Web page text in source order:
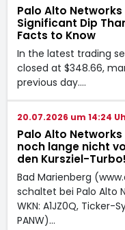
Palo Alto Networks
Significant Dip
Facts to Know
In the latest trading
closed at $348.66,
previous day.…
20.07.2026 um 14:24
Palo Alto
noch lange nicht
den Kursziel-Turbo!
Bad Marienberg
schaltet bei Palo Alto
WKN: A1JZ0Q, Ticker-
PANW)…